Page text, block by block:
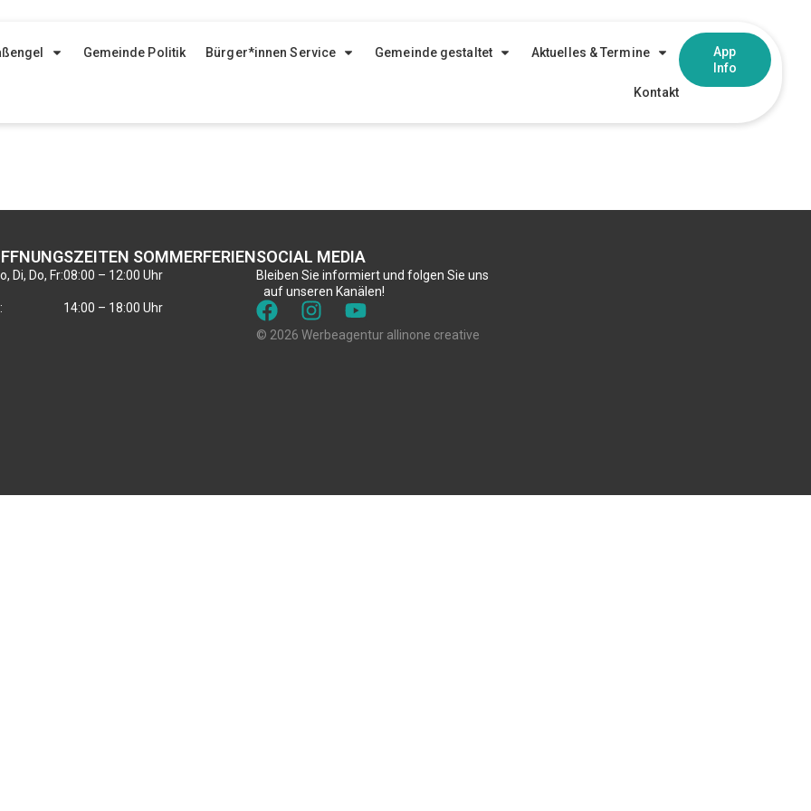
Gemeinde Politik Bürger*innen Service Gemeinde gestaltet Aktuelles & Termine
Kontakt
App
Info
SOMMERFERIEN
Di, Do, Fr:08:00 – 12:00 Uhr
14:00 – 18:00 Uhr
SOCIAL MEDIA
Bleiben Sie informiert und folgen Sie uns
auf unseren Kanälen!
© 2026 Werbeagentur allinone creative